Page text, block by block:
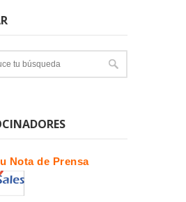
Nota de Prensa